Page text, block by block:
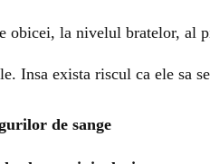
obicei, la nivelul bratelor, al
Insa exista riscul ca ele sa
de sange